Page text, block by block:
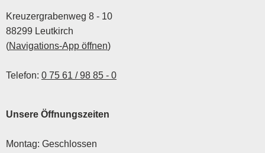
Kreuzergrabenweg 8 - 10
88299 Leutkirch
(Navigations-App öffnen)
Telefon: 0 75 61 / 98 85 - 0
Unsere Öffnungszeiten
Montag: Geschlossen